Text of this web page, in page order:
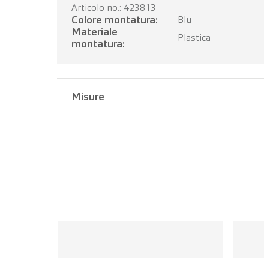
Articolo no.: 423813
Colore montatura: Blu
Materiale
montatura:
Plastica
Misure